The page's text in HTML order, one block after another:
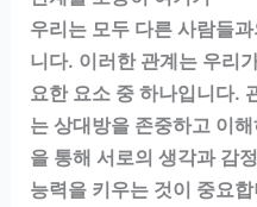
우리는 모두 다른 사람들
니다. 이러한 관계는 우리
요한 요소 중 하나입니다.
는 상대방을 존중하고 이
을 통해 서로의 생각과 감
능력을 키우는 것이 중요